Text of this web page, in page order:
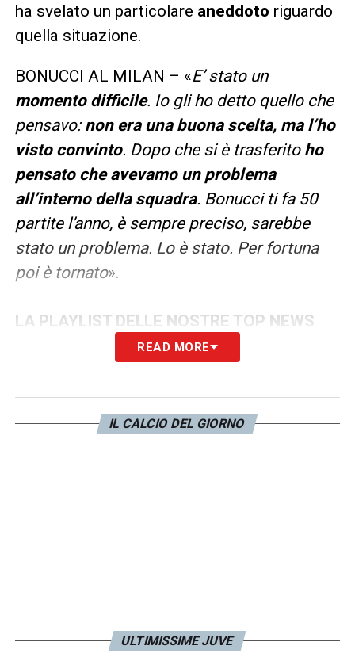
ha svelato un particolare aneddoto riguardo
quella situazione.
BONUCCI AL MILAN – «E’ stato un
momento difficile. Io gli ho detto quello che
pensavo:non era una buona scelta, ma l’ho
visto convinto. Dopo che si è trasferitoho
pensato che avevamo un problema
all’interno della squadra. Bonucci ti fa 50
partite l’anno, è sempre preciso, sarebbe
stato un problema. Lo è stato. Per fortuna
poi è tornato».
LA PLAYLIST DELLE NOSTRE TOP NEWS
READ MORE
IL CALCIO DEL GIORNO
ULTIMISSIME JUVE